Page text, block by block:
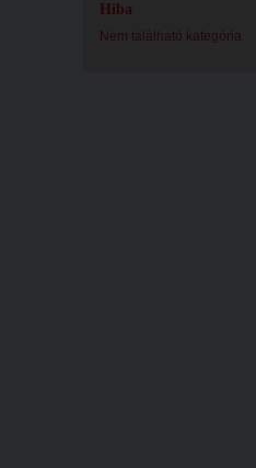
Hiba
Nem található kategória